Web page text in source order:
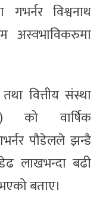
गभर्नर विश्वनाथ
अस्वभाविकरुमा
वित्तीय संस्था
को वार्षिक
पौडेलले झन्डै
लाखभन्दा बढी
बताए।